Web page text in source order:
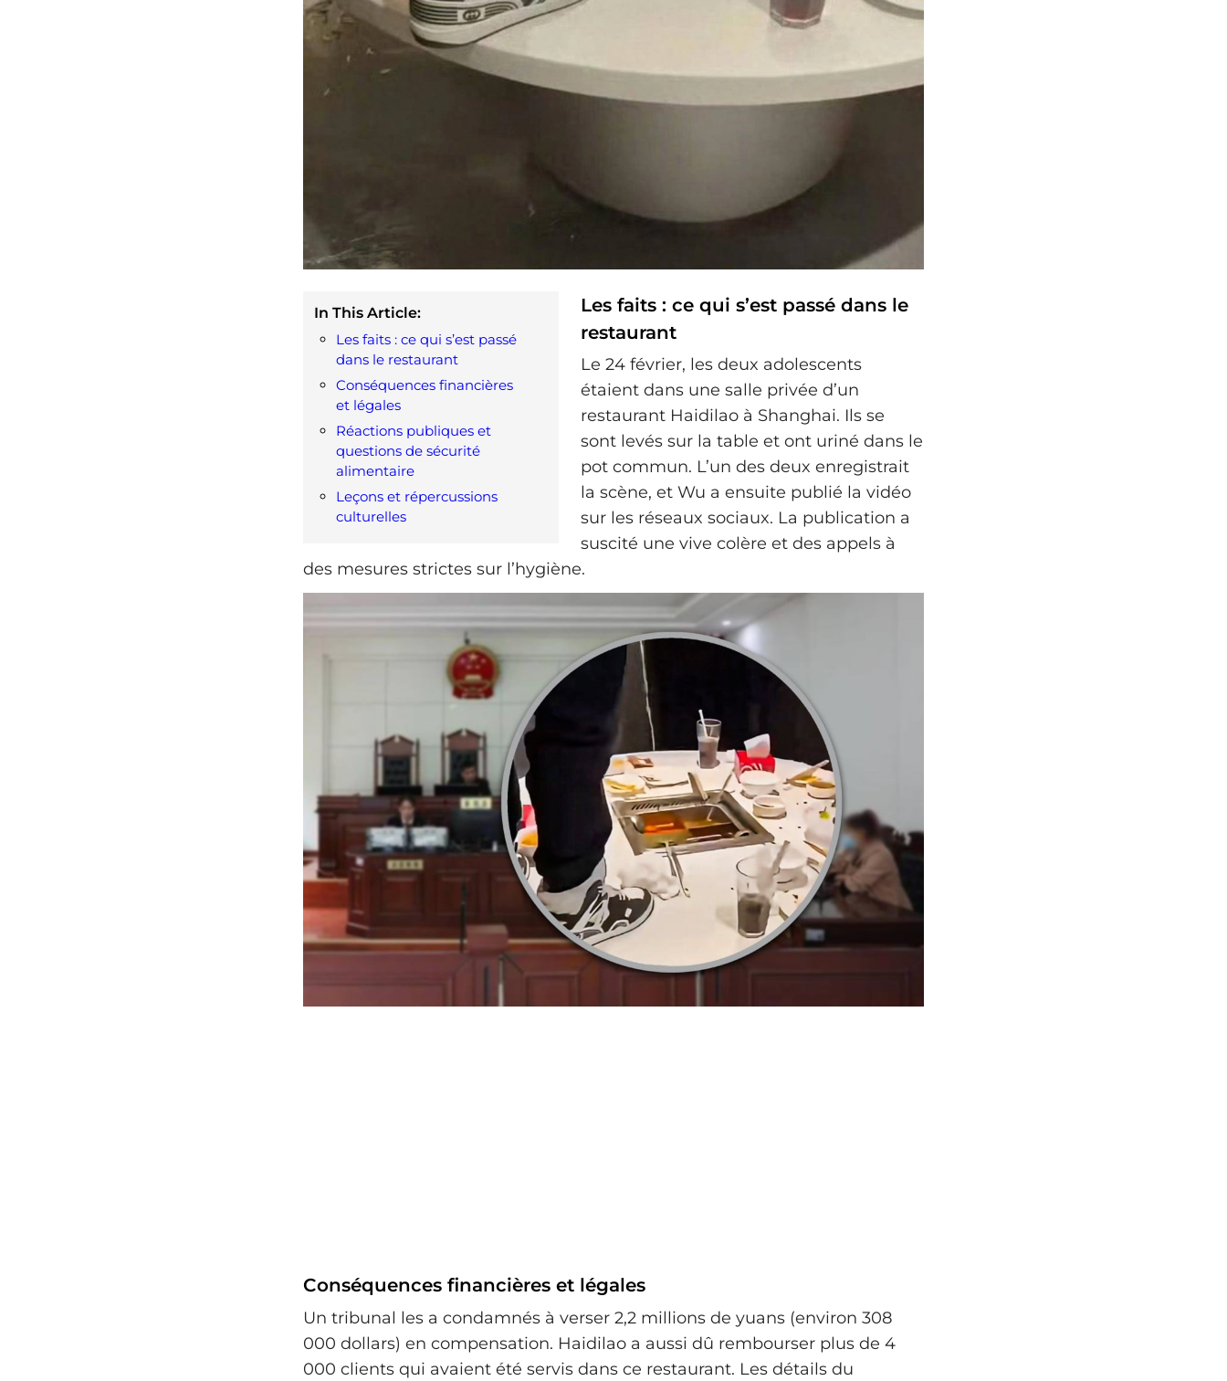
In This Article:
Les faits : ce qui s’est passé
dans le restaurant
Conséquences financières
et légales
Réactions publiques et
questions de sécurité
alimentaire
Leçons et répercussions
culturelles
Les faits : ce qui s’est passé dans le
restaurant
Le 24 février, les deux adolescents
étaient dans une salle privée d’un
restaurant Haidilao à Shanghai. Ils se
sont levés sur la table et ont uriné dans le
pot commun. L’un des deux enregistrait
la scène, et Wu a ensuite publié la vidéo
sur les réseaux sociaux. La publication a
suscité une vive colère et des appels à
des mesures strictes sur l’hygiène.
Conséquences financières et légales
Un tribunal les a condamnés à verser 2,2 millions de yuans (environ 308
000 dollars) en compensation. Haidilao a aussi dû rembourser plus de 4
000 clients qui avaient été servis dans ce restaurant. Les détails du